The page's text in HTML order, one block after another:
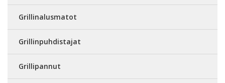
Grillinalusmatot
Grillinpuhdistajat
Grillipannut